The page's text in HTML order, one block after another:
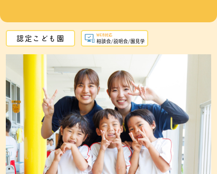
認定こども園 WEB対応
相談会/説明会/園見学